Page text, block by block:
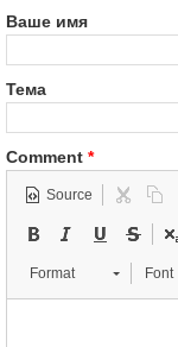
Ваше имя
Тема
Comment *
Source
Format Font